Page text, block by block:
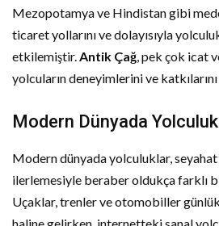
Mezopotamya ve Hindistan gibi
ticaret yollarını ve dolayısıyla
etkilemiştir.Antik Çağ, pek çok icat
yolcuların deneyimlerini ve katkılarını
Modern Dünyada Yolculuk
Modern dünyada yolculuklar,
ilerlemesiyle beraber oldukça farklı
Uçaklar, trenler ve otomobiller günlük